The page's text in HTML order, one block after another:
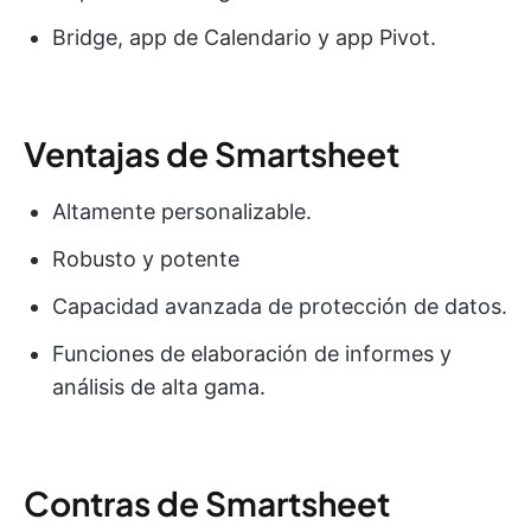
Bridge, app de Calendario y app Pivot.
Ventajas de Smartsheet
Altamente personalizable.
Robusto y potente
Capacidad avanzada de protección de datos.
Funciones de elaboración de informes y
análisis de alta gama.
Contras de Smartsheet